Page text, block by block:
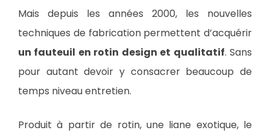
Mais depuis les années 2000, les nouvelles
techniques de fabrication permettent d’acquérir
un fauteuil en rotin design et qualitatif. Sans
pour autant devoir y consacrer beaucoup de
temps niveau entretien.
Produit à partir de rotin, une liane exotique, le